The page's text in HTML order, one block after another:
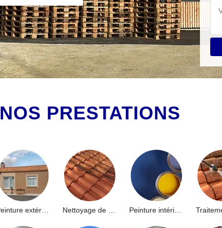
NOS PRESTATIONS
Peinture intérieure 91